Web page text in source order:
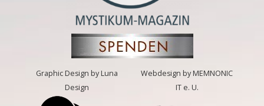
Graphic Design by Luna
Design
Webdesign by MEMNONIC
IT e. U.